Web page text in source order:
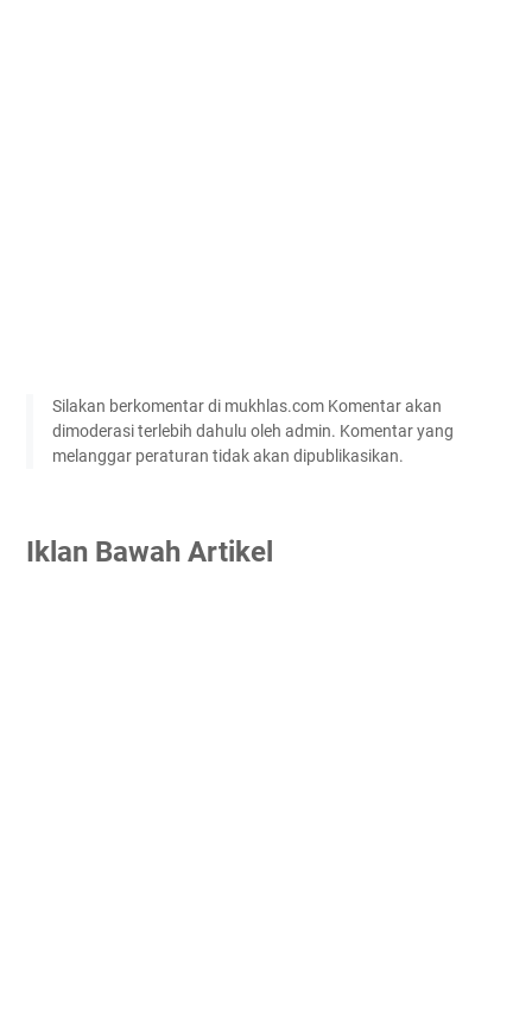
Silakan berkomentar di mukhlas.com Komentar akan
dimoderasi terlebih dahulu oleh admin. Komentar yang
melanggar peraturan tidak akan dipublikasikan.
Iklan Bawah Artikel